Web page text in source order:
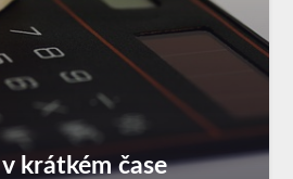
krátkém čase